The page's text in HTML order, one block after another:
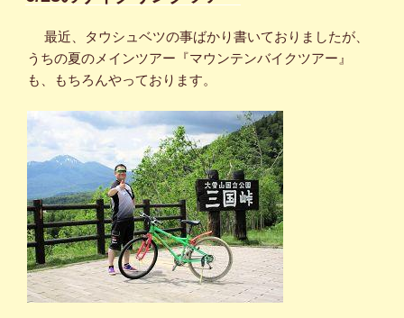
日:
最近、タウシュベツの事ばかり書いておりましたが、
うちの夏のメインツアー『マウンテンバイクツアー』
も、もちろんやっております。